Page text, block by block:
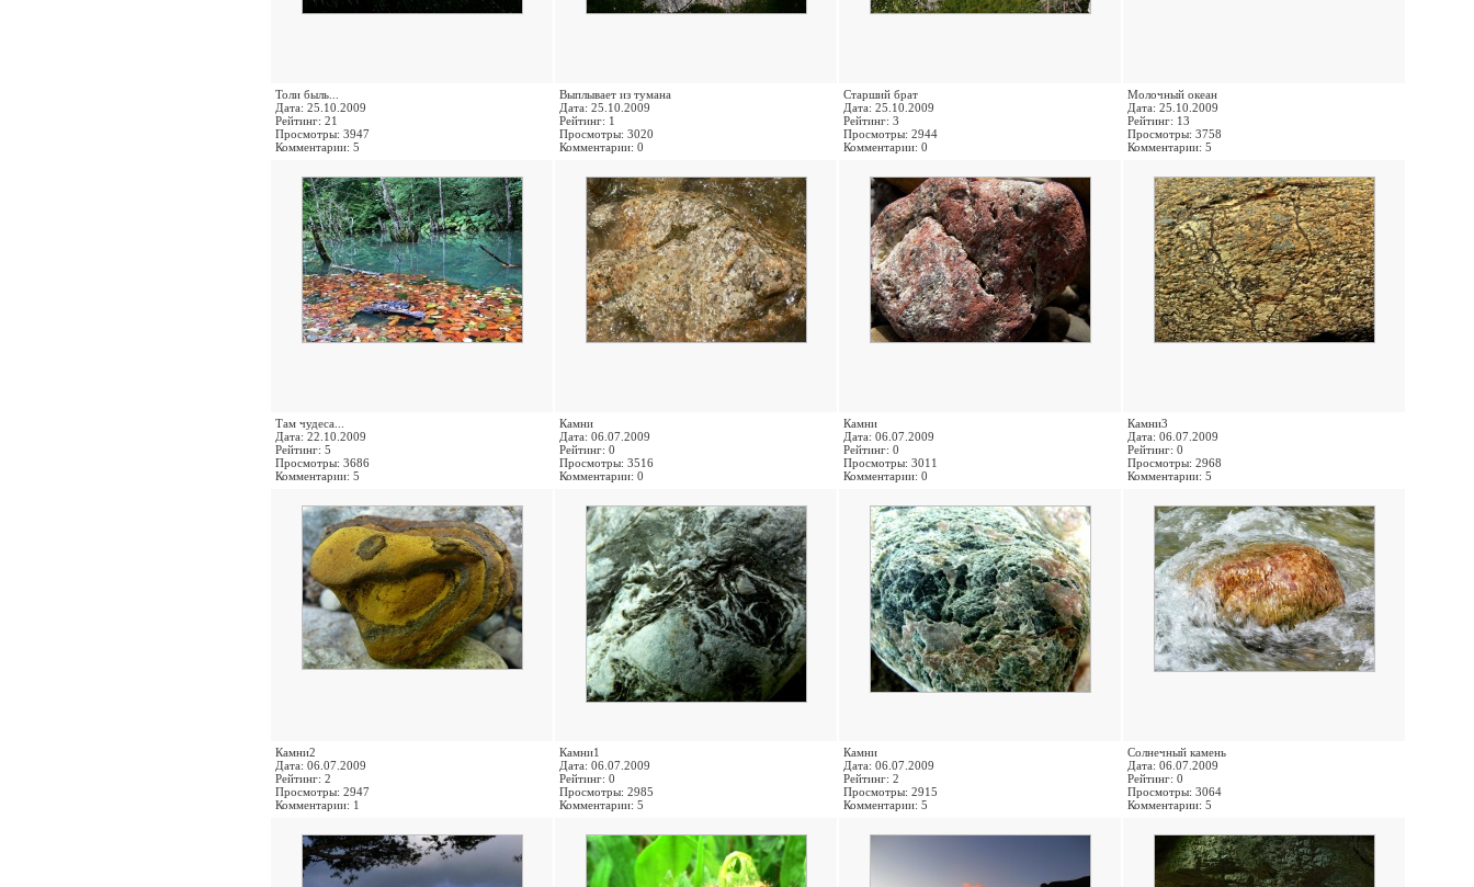
Толи быль...
Дата: 25.10.2009
Рейтинг: 21
Просмотры: 3947
Комментарии: 5
Выплывает из тумана
Дата: 25.10.2009
Рейтинг: 1
Просмотры: 3020
Комментарии: 0
Старший брат
Дата: 25.10.2009
Рейтинг: 3
Просмотры: 2944
Комментарии: 0
Молочный океан
Дата: 25.10.2009
Рейтинг: 13
Просмотры: 3758
Комментарии: 5
Там чудеса...
Дата: 22.10.2009
Рейтинг: 5
Просмотры: 3686
Комментарии: 5
Камни
Дата: 06.07.2009
Рейтинг: 0
Просмотры: 3516
Комментарии: 0
Камни
Дата: 06.07.2009
Рейтинг: 0
Просмотры: 3011
Комментарии: 0
Камни3
Дата: 06.07.2009
Рейтинг: 0
Просмотры: 2968
Комментарии: 5
Камни2
Дата: 06.07.2009
Рейтинг: 2
Просмотры: 2947
Комментарии: 1
Камни1
Дата: 06.07.2009
Рейтинг: 0
Просмотры: 2985
Комментарии: 5
Камни
Дата: 06.07.2009
Рейтинг: 2
Просмотры: 2915
Комментарии: 5
Солнечный камень
Дата: 06.07.2009
Рейтинг: 0
Просмотры: 3064
Комментарии: 5